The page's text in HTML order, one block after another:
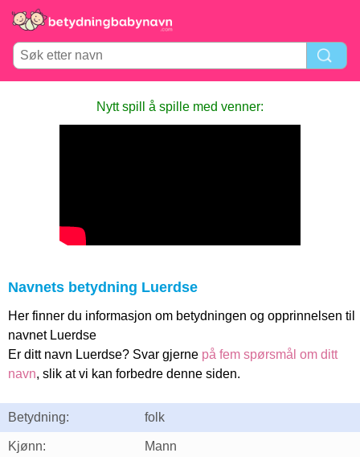
Nytt spill å spille med venner:
Navnets betydning Luerdse
Her finner du informasjon om betydningen og opprinnelsen til
navnet Luerdse
Er ditt navn Luerdse? Svar gjerne på fem spørsmål om ditt
navn, slik at vi kan forbedre denne siden.
Betydning: folk
Kjønn: Mann